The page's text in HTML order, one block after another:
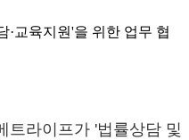
·교육지원'을 위한 업무 협
트라이프가 '법률상담 및